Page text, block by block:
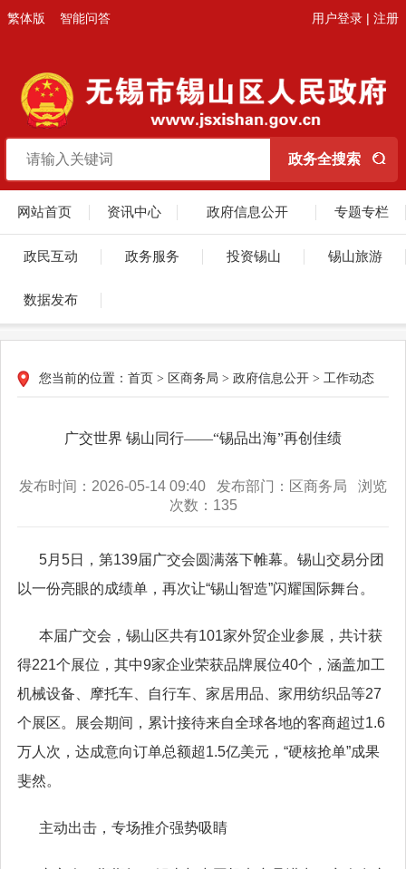
繁体版 智能问答 用户登录 | 注册
网站首页 资讯中心 政府信息公开 专题专栏
政民互动 政务服务 投资锡山 锡山旅游
数据发布
您当前的位置： 首页 > 区商务局 > 政府信息公开 > 工作动态
广交世界 锡山同行——“锡品出海”再创佳绩
发布时间：2026-05-14 09:40 发布部门：区商务局 浏览
次数： 135
5月5日，第139届广交会圆满落下帷幕。锡山交易分团
以一份亮眼的成绩单，再次让“锡山智造”闪耀国际舞台。
本届广交会，锡山区共有101家外贸企业参展，共计获
得221个展位，其中9家企业荣获品牌展位40个，涵盖加工
机械设备、摩托车、自行车、家居用品、家用纺织品等27
个展区。展会期间，累计接待来自全球各地的客商超过1.6
万人次，达成意向订单总额超1.5亿美元，“硬核抢单”成果
斐然。
主动出击，专场推介强势吸睛